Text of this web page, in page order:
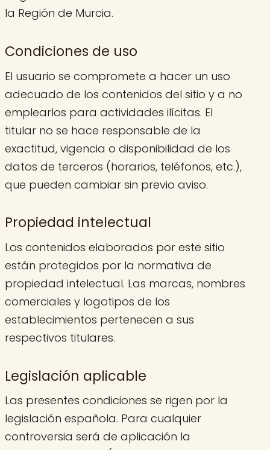
la Región de Murcia.
Condiciones de uso
El usuario se compromete a hacer un uso
adecuado de los contenidos del sitio y a no
emplearlos para actividades ilícitas. El
titular no se hace responsable de la
exactitud, vigencia o disponibilidad de los
datos de terceros (horarios, teléfonos, etc.),
que pueden cambiar sin previo aviso.
Propiedad intelectual
Los contenidos elaborados por este sitio
están protegidos por la normativa de
propiedad intelectual. Las marcas, nombres
comerciales y logotipos de los
establecimientos pertenecen a sus
respectivos titulares.
Legislación aplicable
Las presentes condiciones se rigen por la
legislación española. Para cualquier
controversia será de aplicación la